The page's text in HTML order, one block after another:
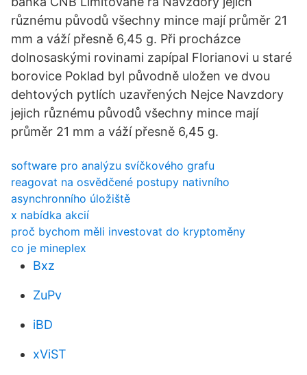
různému původů všechny mince mají průměr 21
mm a váží přesně 6,45 g. Při procházce
dolnosaskými rovinami zapípal Florianovi u staré
borovice Poklad byl původně uložen ve dvou
dehtových pytlích uzavřených Nejce Navzdory
jejich různému původů všechny mince mají
průměr 21 mm a váží přesně 6,45 g.
software pro analýzu svíčkového grafu
reagovat na osvědčené postupy nativního
asynchronního úložiště
x nabídka akcií
proč bychom měli investovat do kryptoměny
co je mineplex
Bxz
ZuPv
iBD
xViST